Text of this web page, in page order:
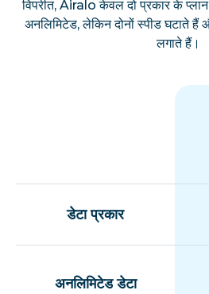
विपरीत, Airalo केवल दो प्रकार के
अनलिमिटेड, लेकिन दोनों स्पीड घटाते हैं
लगाते हैं।
डेटा प्रकार
अनलिमिटेड डेटा